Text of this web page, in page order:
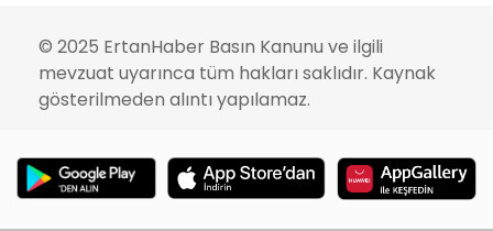
© 2025 ErtanHaber Basın Kanunu ve ilgili
mevzuat uyarınca tüm hakları saklıdır. Kaynak
gösterilmeden alıntı yapılamaz.